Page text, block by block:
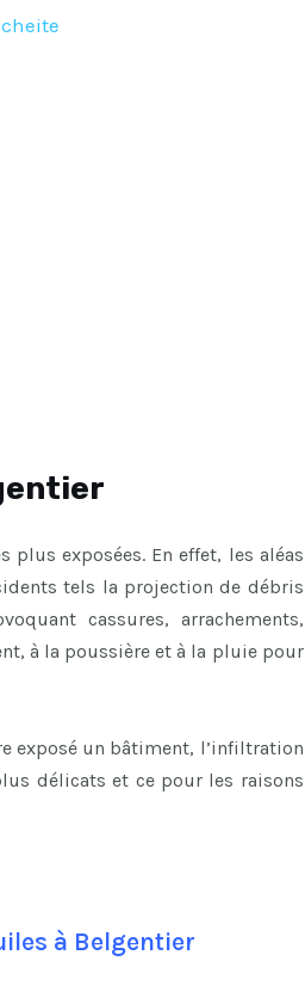
exposées. En effet, les aléas
tels la projection de débris
cassures, arrachements,
à la poussière et à la pluie pour
exposé un bâtiment, l’infiltration
délicats et ce pour les raisons
à Belgentier